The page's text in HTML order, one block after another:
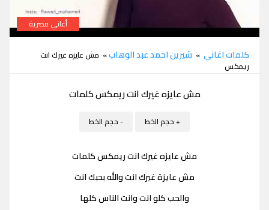
أغاني مصرية
كلمات اغاني » شيرين احمد عبد الوهاب» مش عايزه غيرك انت
ريمكس
مش عايزه غيرك انت ريمكس كلمات
+ حجم الخط - حجم الخط
مش عايزه غيرك انت ريمكس كلمات
مش عايزة غيرك انت والله بحبك انت
والحب كلو انت وانت الناس كلها